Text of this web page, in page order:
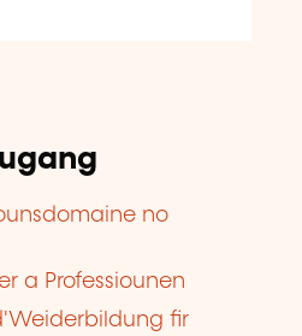
no
a Professiounen
fir